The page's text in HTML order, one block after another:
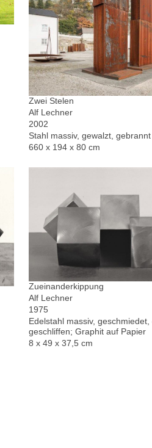
Zwei Stelen
Alf Lechner
2002
Stahl massiv, gewalzt, gebrannt
660 x 194 x 80 cm
Zueinanderkippung
Alf Lechner
1975
Edelstahl massiv, geschmiedet,
geschliffen; Graphit auf Papier
8 x 49 x 37,5 cm